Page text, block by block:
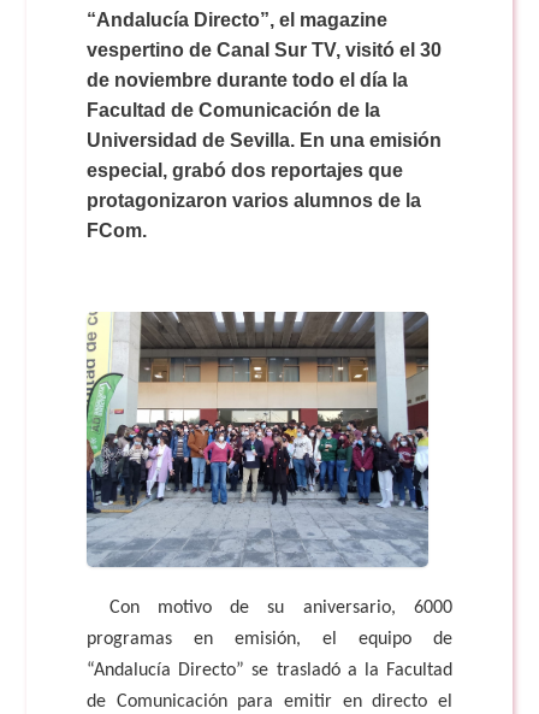
“Andalucía Directo”, el magazine
vespertino de Canal Sur TV, visitó el 30
de noviembre durante todo el día la
Facultad de Comunicación de la
Universidad de Sevilla. En una emisión
especial, grabó dos reportajes que
protagonizaron varios alumnos de la
FCom.
Con motivo de su aniversario, 6000
programas en emisión, el equipo de
“Andalucía Directo” se trasladó a la Facultad
de Comunicación para emitir en directo el